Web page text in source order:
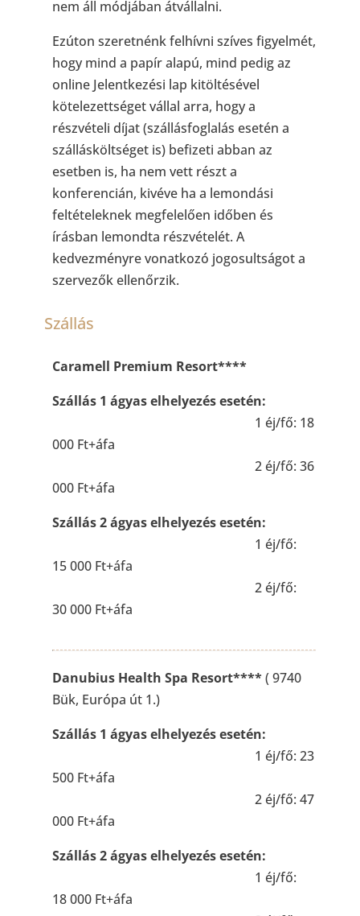
nem áll módjában átvállalni.
Ezúton szeretnénk felhívni szíves figyelmét,
hogy mind a papír alapú, mind pedig az
online Jelentkezési lap kitöltésével
kötelezettséget vállal arra, hogy a
részvételi díjat (szállásfoglalás esetén a
szállásköltséget is) befizeti abban az
esetben is, ha nem vett részt a
konferencián, kivéve ha a lemondási
feltételeknek megfelelően időben és
írásban lemondta részvételét. A
kedvezményre vonatkozó jogosultságot a
szervezők ellenőrzik.
Szállás
Caramell Premium Resort****
Szállás 1 ágyas elhelyezés esetén:
1 éj/fő: 18
000 Ft+áfa
2 éj/fő: 36
000 Ft+áfa
Szállás 2 ágyas elhelyezés esetén:
1 éj/fő:
15 000 Ft+áfa
2 éj/fő:
30 000 Ft+áfa
Danubius Health Spa Resort****( 9740
Bük, Európa út 1.)
Szállás 1 ágyas elhelyezés esetén:
1 éj/fő: 23
500 Ft+áfa
2 éj/fő: 47
000 Ft+áfa
Szállás 2 ágyas elhelyezés esetén:
1 éj/fő:
18 000 Ft+áfa